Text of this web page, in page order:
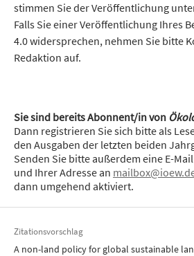
stimmen Sie der Veröffentlichung
Falls Sie einer Veröffentlichung Ihres
4.0 widersprechen, nehmen Sie bitte
Redaktion auf.
Sie sind bereits Abonnent/in von
Dann registrieren Sie sich bitte als
den Ausgaben der letzten beiden
Senden Sie bitte außerdem eine E-
und Ihrer Adresse an
dann umgehend aktiviert.
Zitationsvorschlag
A non-land policy for global sustainable